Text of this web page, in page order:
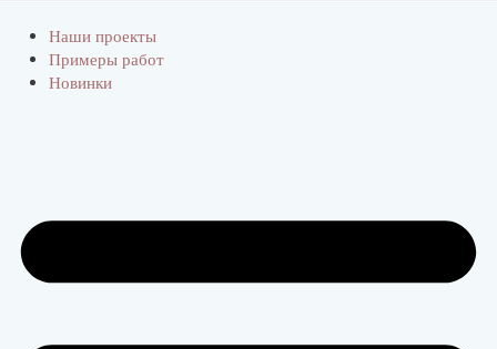
Наши проекты
Примеры работ
Новинки